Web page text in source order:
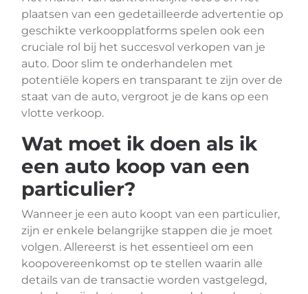
plaatsen van een gedetailleerde advertentie op
geschikte verkoopplatforms spelen ook een
cruciale rol bij het succesvol verkopen van je
auto. Door slim te onderhandelen met
potentiële kopers en transparant te zijn over de
staat van de auto, vergroot je de kans op een
vlotte verkoop.
Wat moet ik doen als ik
een auto koop van een
particulier?
Wanneer je een auto koopt van een particulier,
zijn er enkele belangrijke stappen die je moet
volgen. Allereerst is het essentieel om een
koopovereenkomst op te stellen waarin alle
details van de transactie worden vastgelegd,